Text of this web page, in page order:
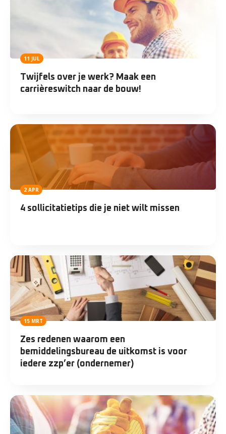
11 JUL
Twijfels over je werk? Maak een
carrièreswitch naar de bouw!
2 APR
4 sollicitatietips die je niet wilt missen
15 MRT
Zes redenen waarom een
bemiddelingsbureau de uitkomst is voor
iedere zzp’er (ondernemer)